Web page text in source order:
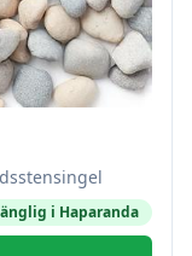
i Haparanda